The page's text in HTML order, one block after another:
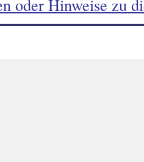
oder Hinweise zu